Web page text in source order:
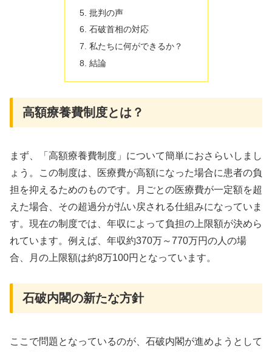
批判の声
石破首相の対応
私たちに何ができるか？
結論
高額療養費制度とは？
まず、「高額療養費制度」について簡単におさらいしまし
ょう。この制度は、医療費が高額になった場合に患者の負
担を抑えるためのものです。月ごとの医療費が一定額を超
えた場合、その超過分が払い戻される仕組みになっていま
す。現在の制度では、年収によって負担の上限額が決めら
れています。例えば、年収約370万～770万円の人の場
合、月の上限額は約8万100円となっています。
石破内閣の新たな方針
ここで問題となっているのが、石破内閣が進めようとして